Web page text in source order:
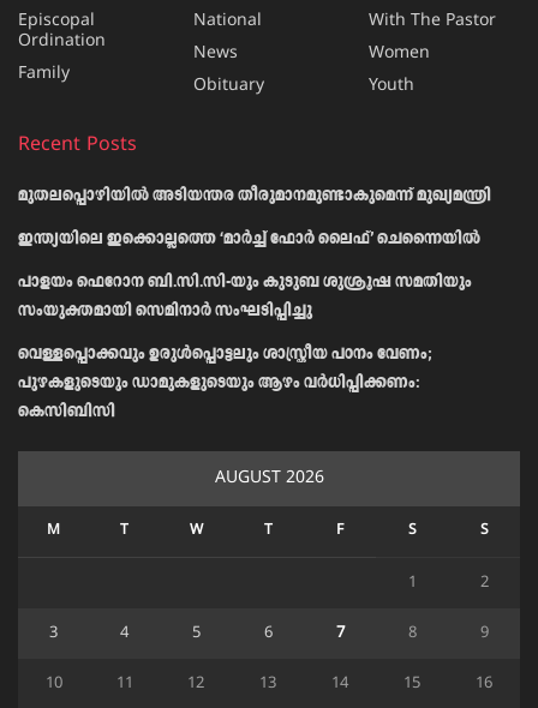
Episcopal
Ordination
Family
National
News
Obituary
With The Pastor
Women
Youth
Recent Posts
മുതലപ്പൊഴിയിൽ അടിയന്തര തീരുമാനമുണ്ടാകുമെന്ന് മുഖ്യമന്ത്രി
ഇന്ത്യയിലെ ഇക്കൊല്ലത്തെ ‘മാർച്ച് ഫോർ ലൈഫ്’ ചെന്നൈയിൽ
പാളയം ഫെറോന ബി.സി.സി-യും കുടുബ ശുശ്രൂഷ സമതിയും
സംയുക്തമായി സെമിനാർ സംഘടിപ്പിച്ചു
വെള്ളപ്പൊക്കവും ഉരുള്‍പ്പൊട്ടലും ശാസ്ത്രീയ പഠനം വേണം;
പുഴകളുടെയും ഡാമുകളുടെയും ആഴം വര്‍ധിപ്പിക്കണം:
കെസിബിസി
AUGUST 2026
M T W T F S S
1 2
3 4 5 6 7 8 9
10 11 12 13 14 15 16